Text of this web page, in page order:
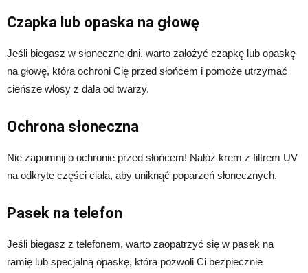
Czapka lub opaska na głowę
Jeśli biegasz w słoneczne dni, warto założyć czapkę lub opaskę
na głowę, która ochroni Cię przed słońcem i pomoże utrzymać
cieńsze włosy z dala od twarzy.
Ochrona słoneczna
Nie zapomnij o ochronie przed słońcem! Nałóż krem z filtrem UV
na odkryte części ciała, aby uniknąć poparzeń słonecznych.
Pasek na telefon
Jeśli biegasz z telefonem, warto zaopatrzyć się w pasek na
ramię lub specjalną opaskę, która pozwoli Ci bezpiecznie